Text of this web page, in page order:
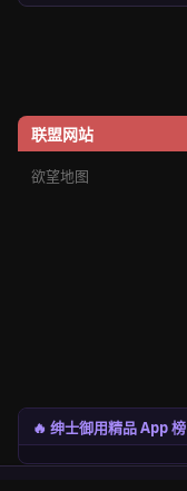
联盟网站
欲望地图
🔥 绅士御用精品 App 榜